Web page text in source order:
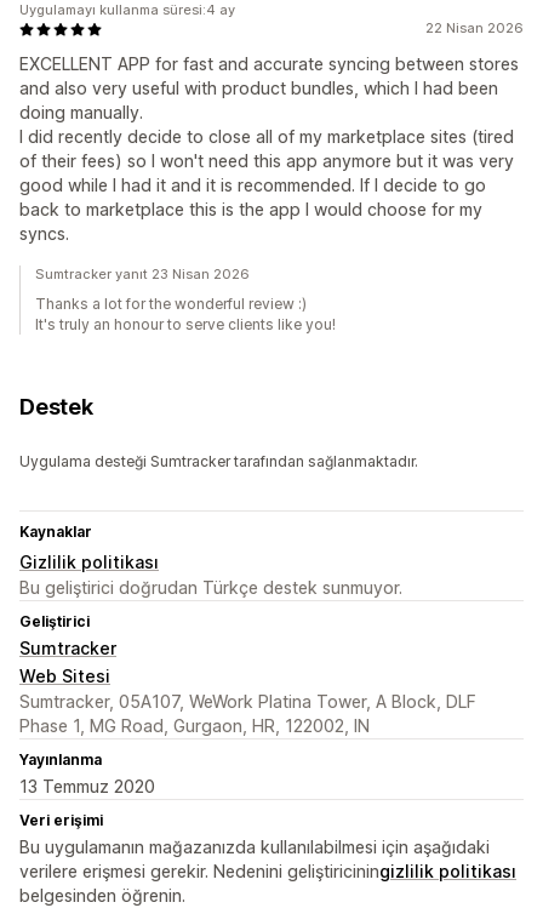
22 Nisan 2026
EXCELLENT APP for fast and accurate syncing between stores
and also very useful with product bundles, which I had been
doing manually.
I did recently decide to close all of my marketplace sites (tired
of their fees) so I won't need this app anymore but it was very
good while I had it and it is recommended. If I decide to go
back to marketplace this is the app I would choose for my
syncs.
Uygulamayı kullanma süresi:4 ay
Sumtracker yanıt 23 Nisan 2026
Thanks a lot for the wonderful review :)
It's truly an honour to serve clients like you!
Destek
Uygulama desteği Sumtracker tarafından sağlanmaktadır.
Kaynaklar
Gizlilik politikası
Bu geliştirici doğrudan Türkçe destek sunmuyor.
Geliştirici
Sumtracker
Web Sitesi
Sumtracker, 05A107, WeWork Platina Tower, A Block, DLF
Phase 1, MG Road, Gurgaon, HR, 122002, IN
Yayınlanma
13 Temmuz 2020
Veri erişimi
Bu uygulamanın mağazanızda kullanılabilmesi için aşağıdaki
verilere erişmesi gerekir. Nedenini geliştiriciningizlilik politikası
belgesinden öğrenin.